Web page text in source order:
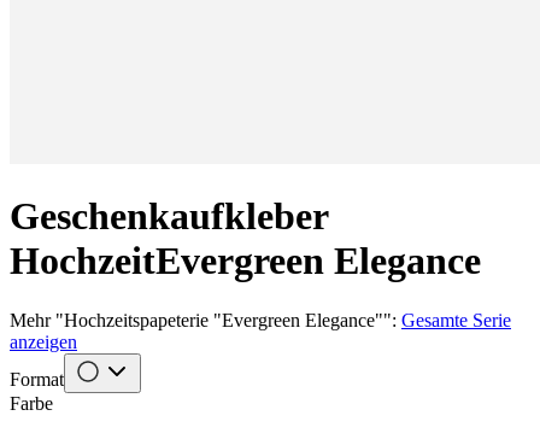
Geschenkaufkleber
HochzeitEvergreen Elegance
Mehr"Hochzeitspapeterie "Evergreen Elegance"": Gesamte Serie
anzeigen
Format
Farbe